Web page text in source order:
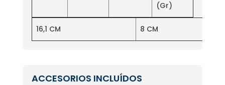
(Gr)
16,1 CM 8 CM
ACCESORIOS INCLUÍDOS